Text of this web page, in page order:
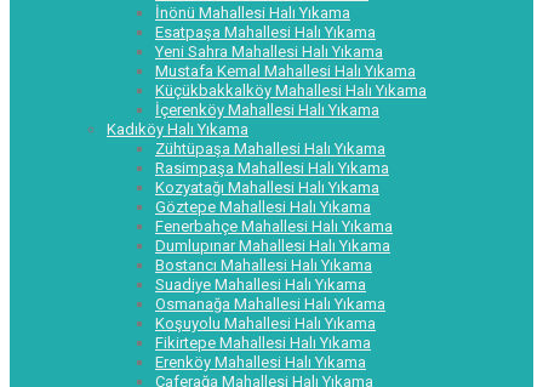
İnönü Mahallesi Halı Yıkama
Esatpaşa Mahallesi Halı Yıkama
Yeni Sahra Mahallesi Halı Yıkama
Mustafa Kemal Mahallesi Halı Yıkama
Küçükbakkalköy Mahallesi Halı Yıkama
İçerenköy Mahallesi Halı Yıkama
Kadıköy Halı Yıkama
Zühtüpaşa Mahallesi Halı Yıkama
Rasimpaşa Mahallesi Halı Yıkama
Kozyatağı Mahallesi Halı Yıkama
Göztepe Mahallesi Halı Yıkama
Fenerbahçe Mahallesi Halı Yıkama
Dumlupınar Mahallesi Halı Yıkama
Bostancı Mahallesi Halı Yıkama
Suadiye Mahallesi Halı Yıkama
Osmanağa Mahallesi Halı Yıkama
Koşuyolu Mahallesi Halı Yıkama
Fikirtepe Mahallesi Halı Yıkama
Erenköy Mahallesi Halı Yıkama
Caferağa Mahallesi Halı Yıkama